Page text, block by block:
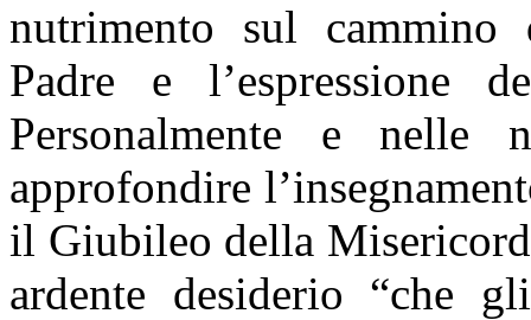
nutrimento sul
Padre e l’espressione
Personalmente e nelle
approfondire
il Giubileo della
ardente desiderio “che